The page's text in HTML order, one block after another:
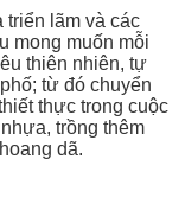
lãm và các
mong muốn mỗi
thiên nhiên, tự
từ đó chuyển
thực trong cuộc
trồng thêm
dã.